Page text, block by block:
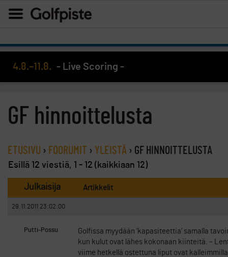
4.8.–11.8. - Live Scoring -
GF hinnoittelusta
ETUSIVU › FOORUMIT › YLEISTÄ › GF HINNOITTELUSTA
Esillä 12 viestiä, 1 - 12 (kaikkiaan 12)
Julkaisija Artikkelit
29.11.2011 23:02:00
Putti-Possu
Golfissa myydään ’kapasiteettia’ samalla
kun kulut ovat lähes kokonaan kiinteitä. –
viime hetkellä ostettuna liput ovat